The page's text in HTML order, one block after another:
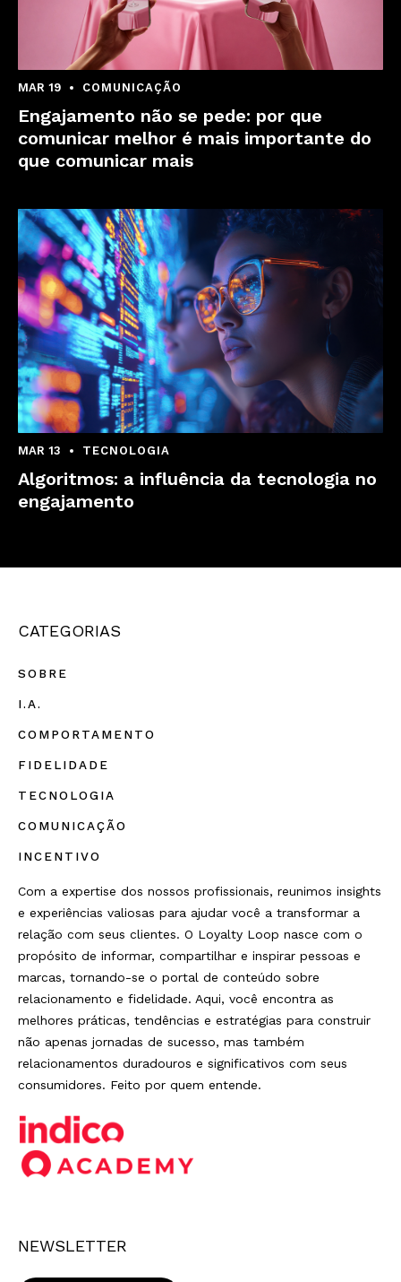
MAR 19 COMUNICAÇÃO
Engajamento não se pede: por que
comunicar melhor é mais importante do
que comunicar mais
MAR 13 TECNOLOGIA
Algoritmos: a influência da tecnologia no
engajamento
CATEGORIAS
SOBRE
I.A.
COMPORTAMENTO
FIDELIDADE
TECNOLOGIA
COMUNICAÇÃO
INCENTIVO
Com a expertise dos nossos profissionais, reunimos insights
e experiências valiosas para ajudar você a transformar a
relação com seus clientes. O Loyalty Loop nasce com o
propósito de informar, compartilhar e inspirar pessoas e
marcas, tornando-se o portal de conteúdo sobre
relacionamento e fidelidade. Aqui, você encontra as
melhores práticas, tendências e estratégias para construir
não apenas jornadas de sucesso, mas também
relacionamentos duradouros e significativos com seus
consumidores. Feito por quem entende.
NEWSLETTER